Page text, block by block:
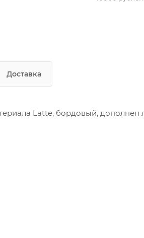
Доставка
Latte, бордовый, дополнен